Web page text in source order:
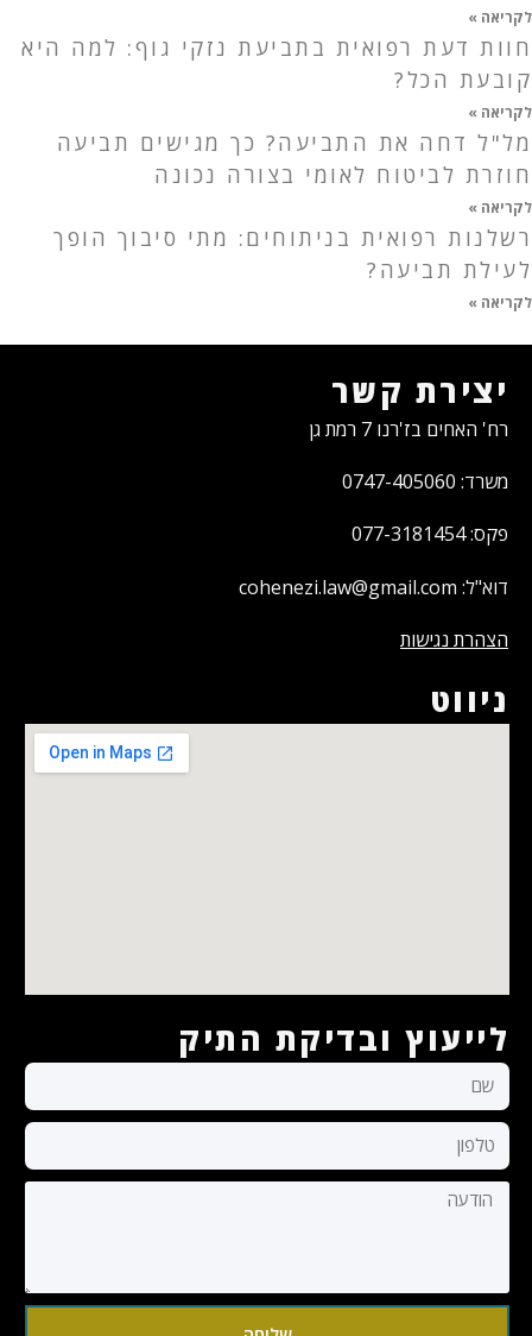
לקריאה »
חוות דעת רפואית בתביעת נזקי גוף: למה היא
קובעת הכל?
לקריאה »
מל"ל דחה את התביעה? כך מגישים תביעה
חוזרת לביטוח לאומי בצורה נכונה
לקריאה »
רשלנות רפואית בניתוחים: מתי סיבוך הופך
לעילת תביעה?
לקריאה »
יצירת קשר
רח' האחים בז'רנו 7 רמת גן
משרד: 0747-405060
פקס: 077-3181454
דוא"ל: cohenezi.law@gmail.com
הצהרת נגישות
ניווט
לייעוץ ובדיקת התיק